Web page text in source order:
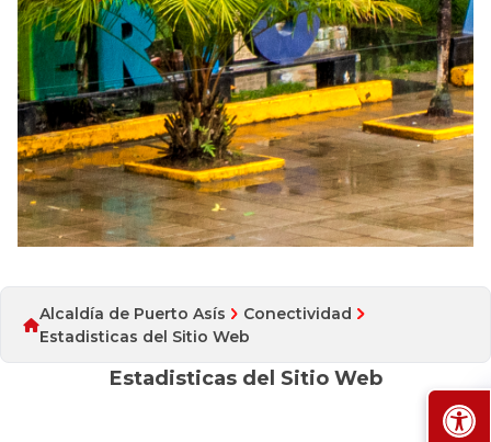
Alcaldía de Puerto Asís
Conectividad
Estadisticas del Sitio Web
Estadisticas del Sitio Web